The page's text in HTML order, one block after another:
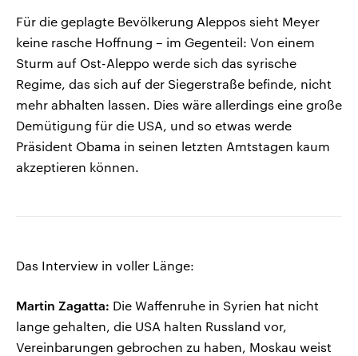
Für die geplagte Bevölkerung Aleppos sieht Meyer
keine rasche Hoffnung – im Gegenteil: Von einem
Sturm auf Ost-Aleppo werde sich das syrische
Regime, das sich auf der Siegerstraße befinde, nicht
mehr abhalten lassen. Dies wäre allerdings eine große
Demütigung für die USA, und so etwas werde
Präsident Obama in seinen letzten Amtstagen kaum
akzeptieren können.
Das Interview in voller Länge:
Martin Zagatta: Die Waffenruhe in Syrien hat nicht
lange gehalten, die USA halten Russland vor,
Vereinbarungen gebrochen zu haben, Moskau weist